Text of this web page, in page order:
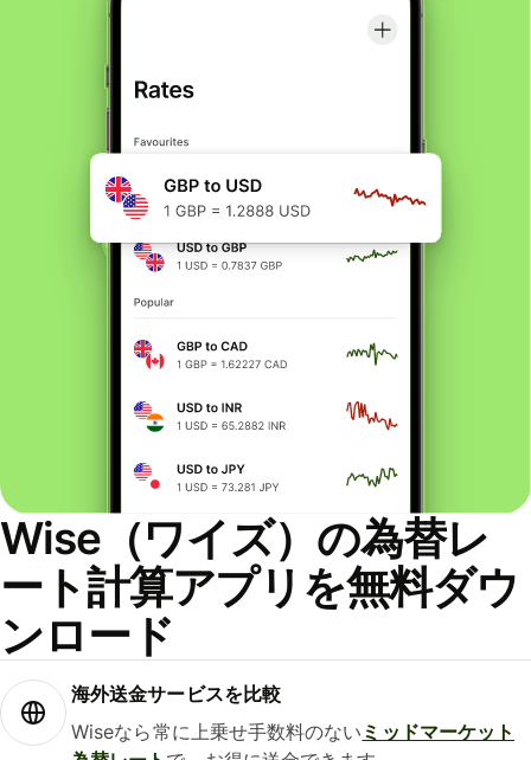
Wise（ワイズ）の為替レ
ート計算アプリを無料ダウ
ンロード
海外送金サービスを比較
Wiseなら常に上乗せ手数料のない ミッドマーケット